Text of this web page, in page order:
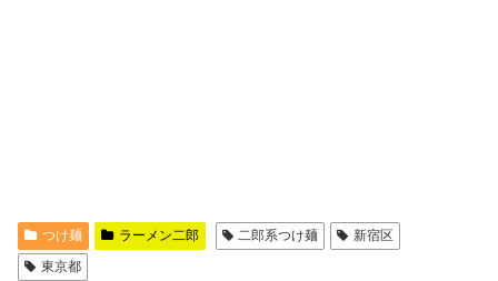
つけ麺 ラーメン二郎 二郎系つけ麺
新宿区
東京都